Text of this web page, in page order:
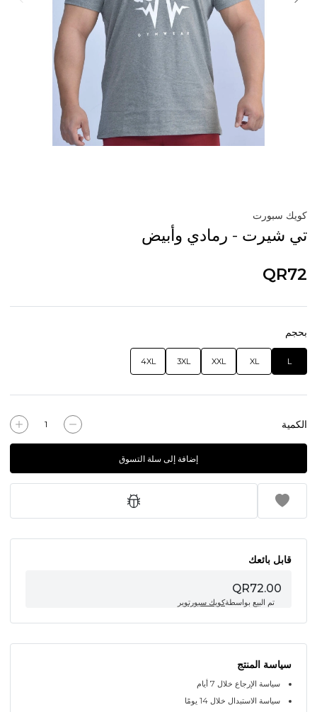
كويك سبورت
تي شيرت - رمادي وأبيض
QR72
بحجم
L
XL
XXL
3XL
4XL
الكمية
إضافة إلى سلة التسوق
قابل بائعك
QR72.00
تم البيع بواسطةكويك سبورتوير
سياسة المنتج
سياسة الإرجاع خلال 7 أيام
سياسة الاستبدال خلال 14 يومًا